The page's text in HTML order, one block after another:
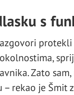
s
protekli
Zato
– rekao je Šmit